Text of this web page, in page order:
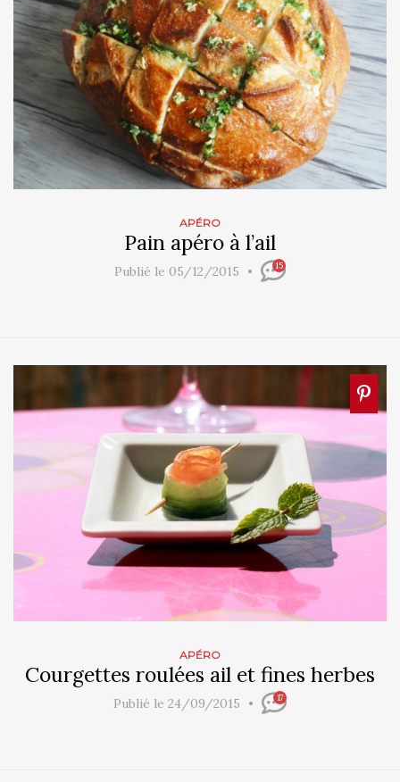
APÉRO
Pain apéro à l’ail
Publié le 05/12/2015 15
APÉRO
Courgettes roulées ail et fines herbes
Publié le 24/09/2015 17